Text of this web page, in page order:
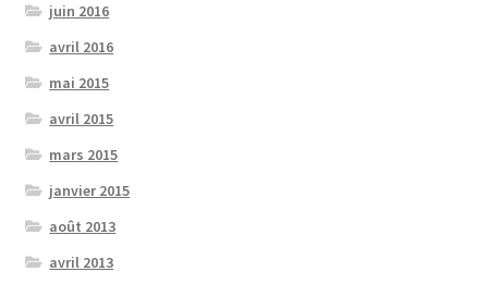
juin 2016
avril 2016
mai 2015
avril 2015
mars 2015
janvier 2015
août 2013
avril 2013